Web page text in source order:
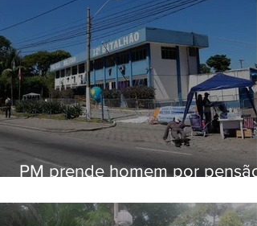
PM prende homem por pensão